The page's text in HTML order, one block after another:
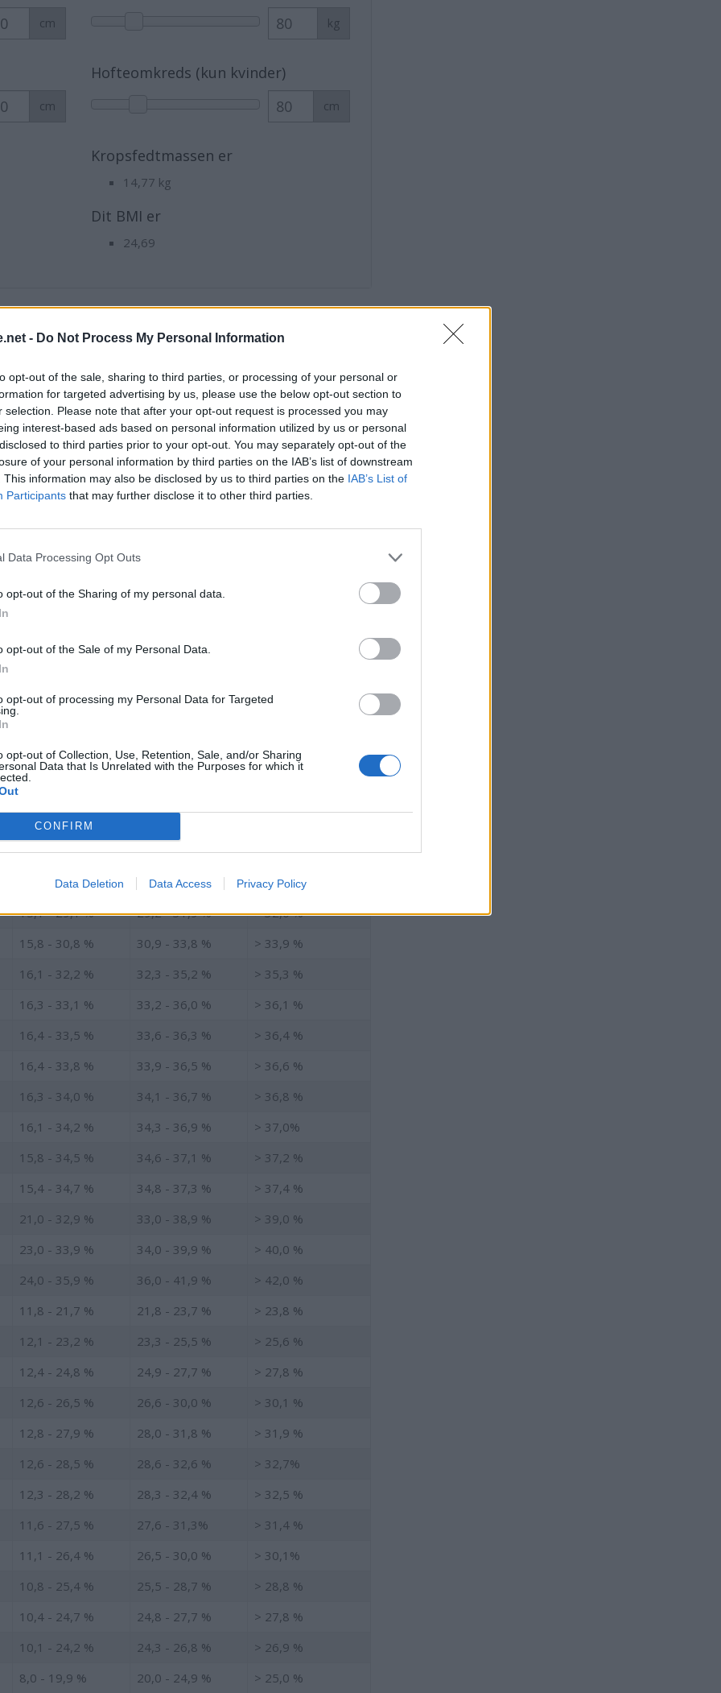
- Do Not Process My Personal Information
opt-out of the sale, sharing to third parties, or processing of your personal or
for targeted advertising by us, please use the below opt-out section to
selection. Please note that after your opt-out request is processed you may
interest-based ads based on personal information utilized by us or personal
to third parties prior to your opt-out. You may separately opt-out of the
of your personal information by third parties on the IAB’s list of downstream
This information may also be disclosed by us to third parties on the IAB’s List of
Participants that may further disclose it to other third parties.
Data Processing Opt Outs
opt-out of the Sharing of my personal data.
opt-out of the Sale of my Personal Data.
opt-out of processing my Personal Data for Targeted
opt-out of Collection, Use, Retention, Sale, and/or Sharing
Data that Is Unrelated with the Purposes for which it
CONFIRM
Data Deletion Data Access Privacy Policy
cm kg
cm
Hofteomkreds (kun kvinder)
cm
Kropsfedtmassen er
14,77 kg
Dit BMI er
24,69
i den samlede kropsvægt i procent. Det er bedre end BMI som
at muskler er i gennemsnitlig fysisk kondition. For
at han/hun er overvægtig, selvom fedtprocenten er lav. Hvis
normalvægt, selv når fedtprocenten er højere end normalt.
er omkring 15 procent for mænd, hvor det anbefalede
22 procent for kvinder.
kropsfedtprocent Beregneren
skøn over din fedtprocent baseret på statistik.
giver et mere pålideligt estimat af din fedtprocent.
formel der bruges af den amerikanske hær. Beregnerne giver
kan hudfoldsmåling (knibetest) og elektrisk
Disse metoder er relativt nemme og
Undersøgelser der udføres under laboratorieforhold, såsom
er mere nøjagtige og væsentligt dyrere. Resultaterne
også betydelige unøjagtigheder.
kropsfedtprocent
Normal
13,8 - 24,9 % 25,0 - 27,0 %
> 27,1 %
14,4 - 27,0 % 27,1 - 29,6%
> 29,7%
15,1 - 29,1 % 29,2 - 31,9 %
> 32,0 %
15,8 - 30,8 % 30,9 - 33,8 %
> 33,9 %
16,1 - 32,2 % 32,3 - 35,2 %
> 35,3 %
16,3 - 33,1 % 33,2 - 36,0 %
> 36,1 %
16,4 - 33,5 % 33,6 - 36,3 %
> 36,4 %
16,4 - 33,8 % 33,9 - 36,5 %
> 36,6 %
16,3 - 34,0 % 34,1 - 36,7 %
> 36,8 %
16,1 - 34,2 % 34,3 - 36,9 %
> 37,0%
15,8 - 34,5 % 34,6 - 37,1 %
> 37,2 %
15,4 - 34,7 % 34,8 - 37,3 %
> 37,4 %
21,0 - 32,9 % 33,0 - 38,9 %
> 39,0 %
23,0 - 33,9 % 34,0 - 39,9 %
> 40,0 %
24,0 - 35,9 % 36,0 - 41,9 %
> 42,0 %
11,8 - 21,7 % 21,8 - 23,7 %
> 23,8 %
12,1 - 23,2 % 23,3 - 25,5 %
> 25,6 %
12,4 - 24,8 % 24,9 - 27,7 %
> 27,8 %
12,6 - 26,5 % 26,6 - 30,0 %
> 30,1 %
12,8 - 27,9 % 28,0 - 31,8 %
> 31,9 %
12,6 - 28,5 % 28,6 - 32,6 %
> 32,7%
12,3 - 28,2 % 28,3 - 32,4 %
> 32,5 %
11,6 - 27,5 % 27,6 - 31,3%
> 31,4 %
11,1 - 26,4 % 26,5 - 30,0 %
> 30,1%
10,8 - 25,4 % 25,5 - 28,7 %
> 28,8 %
10,4 - 24,7 % 24,8 - 27,7 %
> 27,8 %
10,1 - 24,2 % 24,3 - 26,8 %
> 26,9 %
8,0 - 19,9 % 20,0 - 24,9 % > 25,0 %